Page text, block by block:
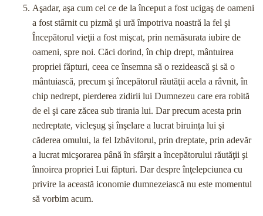
Aşadar, aşa cum cel ce de la început a fost ucigaş de oameni
a fost stârnit cu pizmă şi ură împotriva noastră la fel şi
Începătorul vieţii a fost mişcat, prin nemăsurata iubire de
oameni, spre noi. Căci dorind, în chip drept, mântuirea
propriei făpturi, ceea ce însemna să o rezidească şi să o
mântuiască, precum şi începătorul răutăţii acela a râvnit, în
chip nedrept, pierderea zidirii lui Dumnezeu care era robită
de el şi care zăcea sub tirania lui. Dar precum acesta prin
nedreptate, vicleşug şi înşelare a lucrat biruinţa lui şi
căderea omului, la fel Izbăvitorul, prin dreptate, prin adevăr
a lucrat micşorarea până în sfârşit a începătorului răutăţii şi
înnoirea propriei Lui făpturi. Dar despre înţelepciunea cu
privire la această iconomie dumnezeiască nu este momentul
să vorbim acum.